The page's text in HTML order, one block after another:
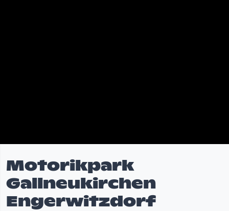
Motorikpark
Gallneukirchen
Engerwitzdorf